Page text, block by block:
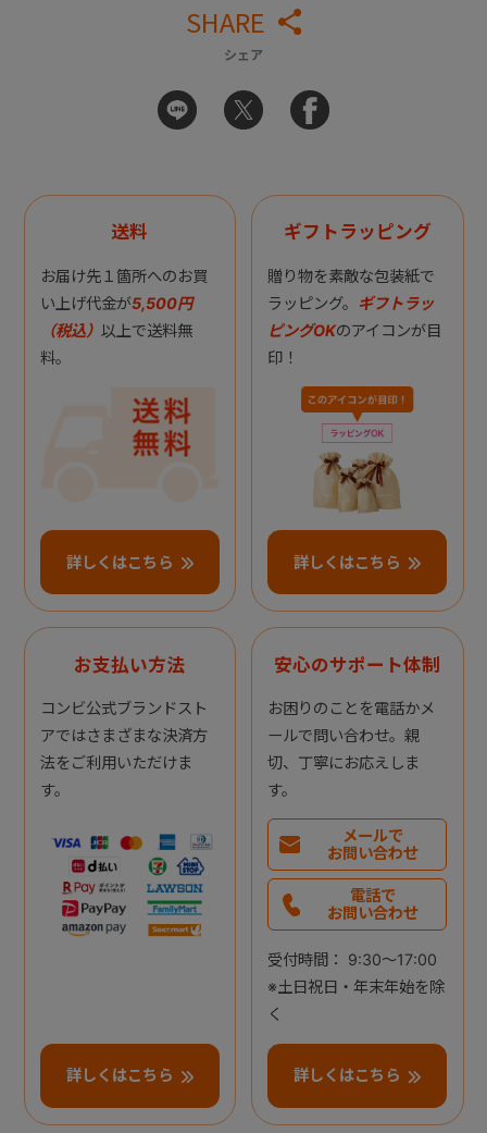
SHARE
シェア
送料
お届け先１箇所へのお買
い上げ代金が5,500円
（税込） 以上で送料無
料。
詳しくはこちら
ギフトラッピング
贈り物を素敵な包装紙で
ラッピング。 ギフトラッ
ピングOKのアイコンが目
印！
詳しくはこちら
お支払い方法
コンビ公式ブランドスト
アではさまざまな決済方
法をご利用いただけま
す。
詳しくはこちら
安心のサポート体制
お困りのことを電話かメ
ールで問い合わせ。親
切、丁寧にお応えしま
す。
メールで
お問い合わせ
電話で
お問い合わせ
受付時間： 9:30～17:00
※土日祝日・年末年始を除
く
詳しくはこちら